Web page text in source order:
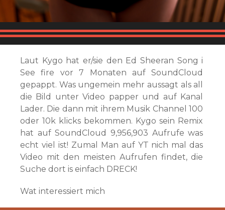
Laut Kygo hat er/sie den Ed Sheeran Song i
See fire vor 7 Monaten auf SoundCloud
gepappt. Was ungemein mehr aussagt als all
die Bild unter Video papper und auf Kanal
Lader. Die dann mit ihrem Musik Channel 100
oder 10k klicks bekommen. Kygo sein Remix
hat auf SoundCloud 9,956,903 Aufrufe was
echt viel ist! Zumal Man auf YT nich mal das
Video mit den meisten Aufrufen findet, die
Suche dort is einfach DRECK!
Wat interessiert mich